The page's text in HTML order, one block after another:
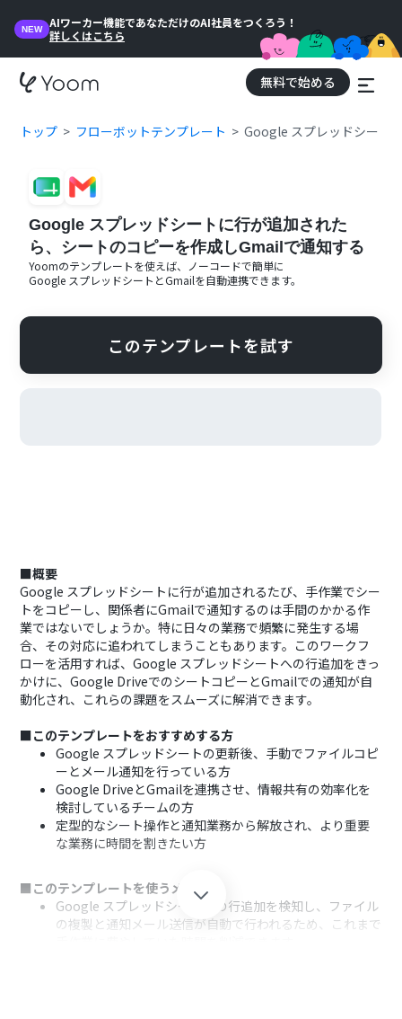
NEW
AIワーカー機能であなただけのAI社員をつくろう！
詳しくはこちら
無料で始める
トップ フローボットテンプレート Google スプレッドシート
Google スプレッドシートに行が追加された
ら、シートのコピーを作成しGmailで通知する
Yoomのテンプレートを使えば、ノーコードで簡単に
Google スプレッドシート とGmailを自動連携できます。
このテンプレートを試す
■概要
Google スプレッドシートに行が追加されるたび、手作業でシー
トをコピーし、関係者にGmailで通知するのは手間のかかる作
業ではないでしょうか。特に日々の業務で頻繁に発生する場
合、その対応に追われてしまうこともあります。このワークフ
ローを活用すれば、Google スプレッドシートへの行追加をきっ
かけに、Google DriveでのシートコピーとGmailでの通知が自
動化され、これらの課題をスムーズに解消できます。
■このテンプレートをおすすめする方
Google スプレッドシートの更新後、手動でファイルコピ
ーとメール通知を行っている方
Google DriveとGmailを連携させ、情報共有の効率化を
検討しているチームの方
定型的なシート操作と通知業務から解放され、より重要
な業務に時間を割きたい方
■このテンプレートを使うメリット
Google スプレッドシートへの行追加を検知し、ファイル
の複製と通知メール送信が自動で行われるため、これまで